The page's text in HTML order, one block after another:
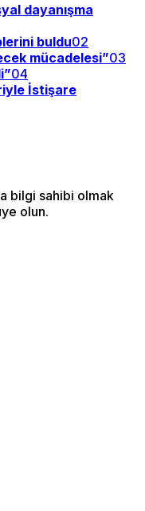
dayanışma
buldu02
mücadelesi”03
04
İstişare
bilgi sahibi olmak
olun.